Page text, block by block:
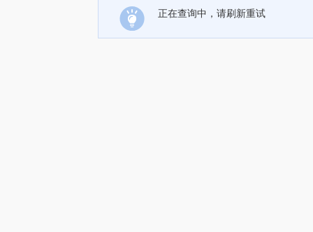
正在查询中，请刷新重试